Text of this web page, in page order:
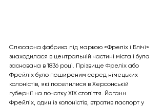
Слюсарна фабрика під маркою «Фреліх і Блічі»
знаходилася в центральній частині міста і була
заснована в 1836 році. Прізвище Фреліх або
Фрейліх було поширеним серед німецьких
колоністів, які поселилися в Херсонській
губернії на початку ХІХ століття. Йоганн
Фрейліх, один із колоністів, втратив паспорт у